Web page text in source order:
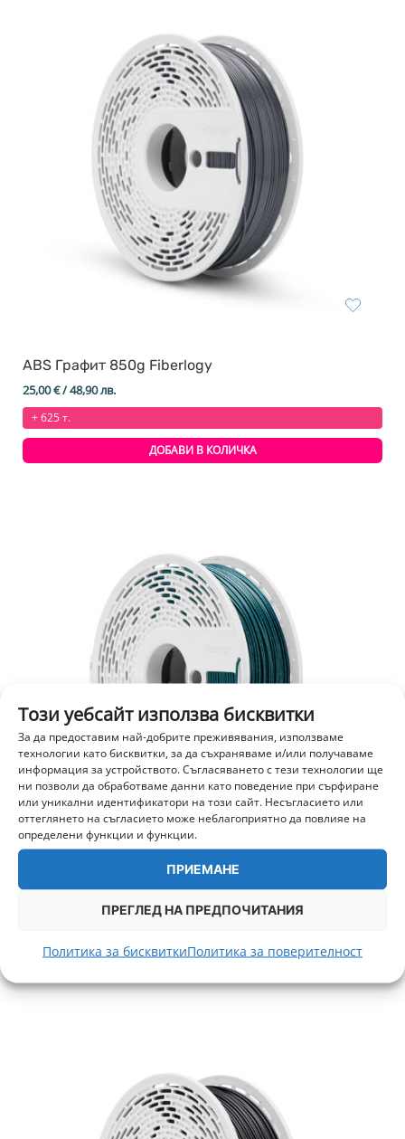
Този уебсайт използва бисквитки
За да предоставим най-добрите преживявания, използваме
технологии като бисквитки, за да съхраняваме и/или получаваме
информация за устройството. Съгласяването с тези технологии ще
ни позволи да обработваме данни като поведение при сърфиране
или уникални идентификатори на този сайт. Несъгласието или
оттеглянето на съгласието може неблагоприятно да повлияе на
определени функции и функции.
ПРИЕМАНЕ
ПРЕГЛЕД НА ПРЕДПОЧИТАНИЯ
Политика за бисквиткиПолитика за поверителност
ABS Графит 850g Fiberlogy
25,00€/ 48,90 лв.
+ 625 т.
ДОБАВИ В КОЛИЧКА
/ 45,96 лв.